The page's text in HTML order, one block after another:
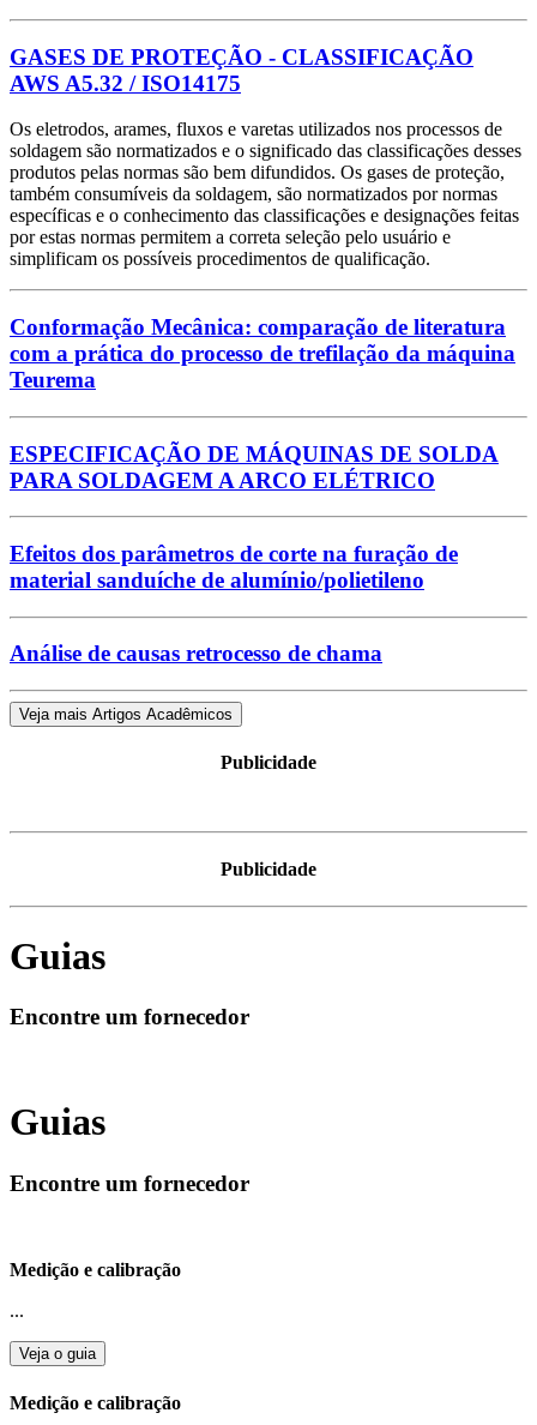
GASES DE PROTEÇÃO - CLASSIFICAÇÃO
AWS A5.32 / ISO14175
Os eletrodos, arames, fluxos e varetas utilizados nos processos de
soldagem são normatizados e o significado das classificações desses
produtos pelas normas são bem difundidos. Os gases de proteção,
também consumíveis da soldagem, são normatizados por normas
específicas e o conhecimento das classificações e designações feitas
por estas normas permitem a correta seleção pelo usuário e
simplificam os possíveis procedimentos de qualificação.
Conformação Mecânica: comparação de literatura
com a prática do processo de trefilação da máquina
Teurema
ESPECIFICAÇÃO DE MÁQUINAS DE SOLDA
PARA SOLDAGEM A ARCO ELÉTRICO
Efeitos dos parâmetros de corte na furação de
material sanduíche de alumínio/polietileno
Análise de causas retrocesso de chama
Veja mais Artigos Acadêmicos
Publicidade
Publicidade
Guias
Encontre um fornecedor
Guias
Encontre um fornecedor
Medição e calibração
...
Veja o guia
Medição e calibração